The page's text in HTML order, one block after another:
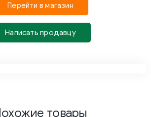
Перейти в магазин
Написать продавцу
товары